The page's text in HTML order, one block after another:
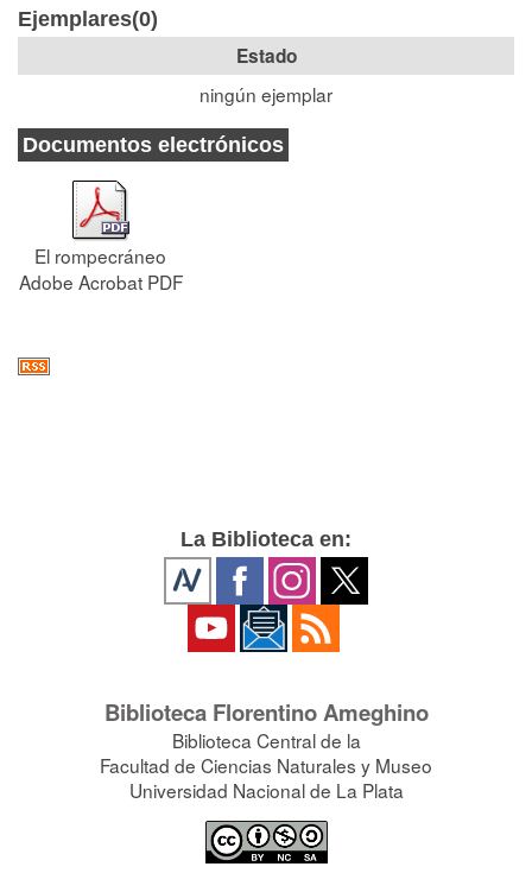
Ejemplares(0)
Estado
ningún ejemplar
Documentos electrónicos
El rompecráneo
Adobe Acrobat PDF
La Biblioteca en:
Biblioteca Florentino Ameghino
Biblioteca Central de la
Facultad de Ciencias Naturales y Museo
Universidad Nacional de La Plata